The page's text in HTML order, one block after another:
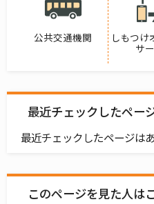
公共交通機関
しもつけ
サ
最近チェックしたペー
最近チェックしたページは
このページを見た人は